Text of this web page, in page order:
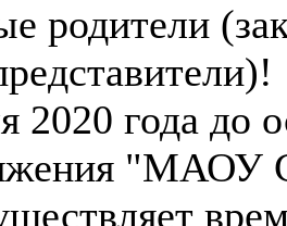
родители
2020 года до
"МАОУ